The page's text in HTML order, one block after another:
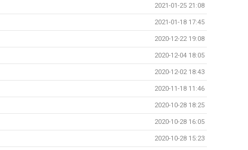
2021-01-25 21:08
2021-01-18 17:45
2020-12-22 19:08
2020-12-04 18:05
2020-12-02 18:43
2020-11-18 11:46
2020-10-28 18:25
2020-10-28 16:05
2020-10-28 15:23